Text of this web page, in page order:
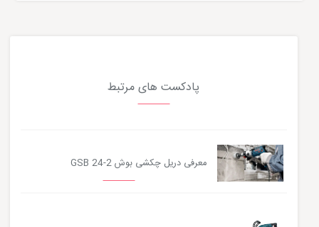
پادکست های مرتبط
معرفی دریل چکشی بوش GSB 24-2